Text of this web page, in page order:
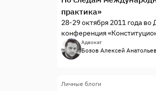
практика»
28-29 октября 2011 года
конференция
Конституционного Суда
отдельные цитаты,
Адвокат
Бозов Алексей
Личные блоги